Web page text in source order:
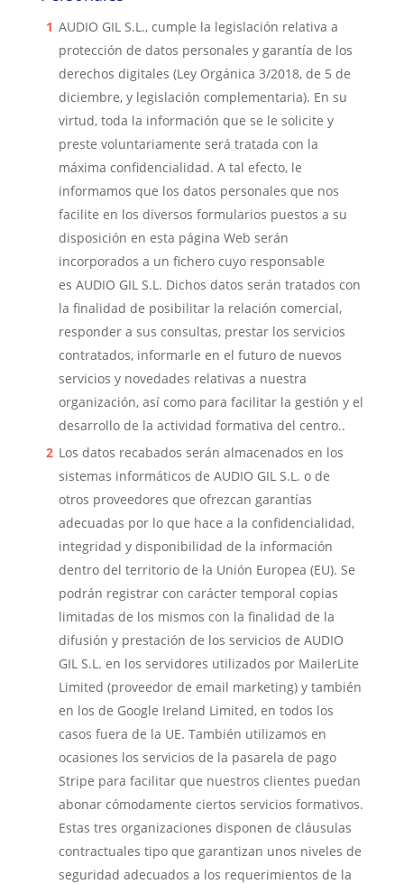
AUDIO GIL S.L., cumple la legislación relativa a
protección de datos personales y garantía de los
derechos digitales (Ley Orgánica 3/2018, de 5 de
diciembre, y legislación complementaria). En su
virtud, toda la información que se le solicite y
preste voluntariamente será tratada con la
máxima confidencialidad. A tal efecto, le
informamos que los datos personales que nos
facilite en los diversos formularios puestos a su
disposición en esta página Web serán
incorporados a un fichero cuyo responsable
es AUDIO GIL S.L. Dichos datos serán tratados con
la finalidad de posibilitar la relación comercial,
responder a sus consultas, prestar los servicios
contratados, informarle en el futuro de nuevos
servicios y novedades relativas a nuestra
organización, así como para facilitar la gestión y el
desarrollo de la actividad formativa del centro..
Los datos recabados serán almacenados en los
sistemas informáticos de AUDIO GIL S.L. o de
otros proveedores que ofrezcan garantías
adecuadas por lo que hace a la confidencialidad,
integridad y disponibilidad de la información
dentro del territorio de la Unión Europea (EU). Se
podrán registrar con carácter temporal copias
limitadas de los mismos con la finalidad de la
difusión y prestación de los servicios de AUDIO
GIL S.L. en los servidores utilizados por MailerLite
Limited (proveedor de email marketing) y también
en los de Google Ireland Limited, en todos los
casos fuera de la UE. También utilizamos en
ocasiones los servicios de la pasarela de pago
Stripe para facilitar que nuestros clientes puedan
abonar cómodamente ciertos servicios formativos.
Estas tres organizaciones disponen de cláusulas
contractuales tipo que garantizan unos niveles de
seguridad adecuados a los requerimientos de la